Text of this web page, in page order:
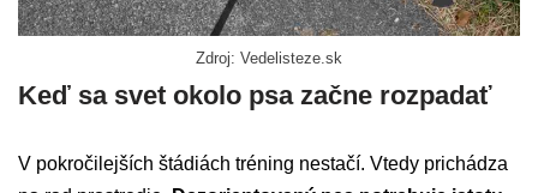
Zdroj: Vedelisteze.sk
Keď sa svet okolo psa začne rozpadať
V pokročilejších štádiách tréning nestačí. Vtedy prichádza